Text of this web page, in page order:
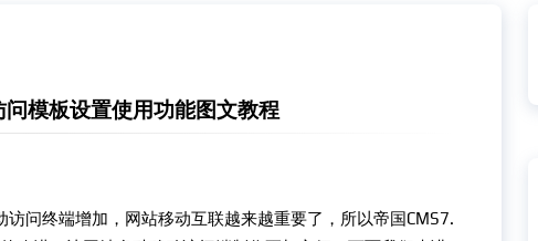
模板设置使用功能图文教程
问终端增加，网站移动互联越来越重要了，所以帝国CMS7.